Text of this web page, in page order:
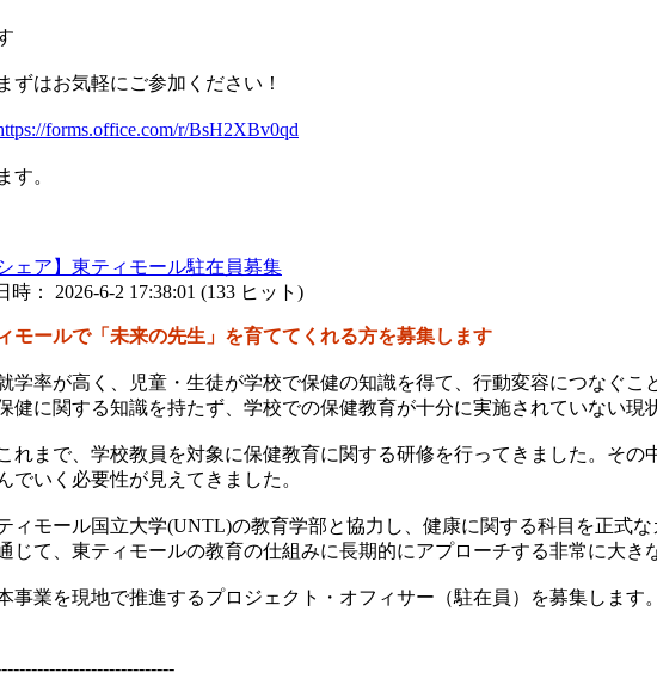
ずはお気軽にご参加ください！
forms.office.com/r/BsH2XBv0qd
す。
ェア】東ティモール駐在員募集
時： 2026-6-2 17:38:01 (133 ヒット )
モールで「未来の先生」を育ててくれる方を募集します
学率が高く、児童・生徒が学校で保健の知識を得て、行動変容につなぐこ
健に関する知識を持たず、学校での保健教育が十分に実施されていない現
れまで、学校教員を対象に保健教育に関する研修を行ってきました。そ
でいく必要性が見えてきました。
ィモール国立大学(UNTL)の教育学部と協力し、健康に関する科目を正式
じて、東ティモールの教育の仕組みに長期的にアプローチする非常に大き
事業を現地で推進するプロジェクト・オフィサー（駐在員）を募集しま